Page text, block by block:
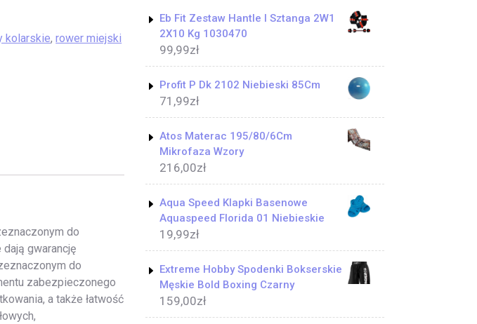
kolarskie,rower miejski
do
gwarancję
do
zabezpieczonego
a także łatwość
Eb Fit Zestaw Hantle I Sztanga 2W1
2X10 Kg 1030470
99,99zł
Profit P Dk 2102 Niebieski 85Cm
71,99zł
Atos Materac 195/80/6Cm
Mikrofaza Wzory
216,00zł
Aqua Speed Klapki Basenowe
Aquaspeed Florida 01 Niebieskie
19,99zł
Extreme Hobby Spodenki Bokserskie
Męskie Bold Boxing Czarny
159,00zł